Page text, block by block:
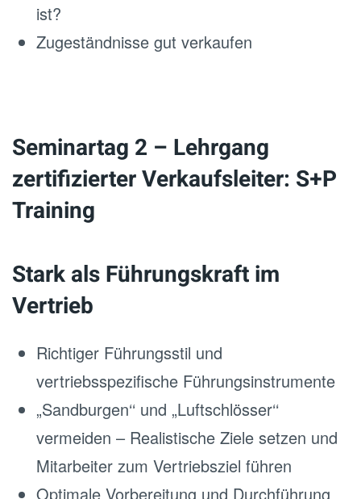
ist?
Zugeständnisse gut verkaufen
Seminartag 2 – Lehrgang
zertifizierter Verkaufsleiter: S+P
Training
Stark als Führungskraft im
Vertrieb
Richtiger Führungsstil und
vertriebsspezifische Führungsinstrumente
„Sandburgen‘‘ und „Luftschlösser‘‘
vermeiden – Realistische Ziele setzen und
Mitarbeiter zum Vertriebsziel führen
Optimale Vorbereitung und Durchführung